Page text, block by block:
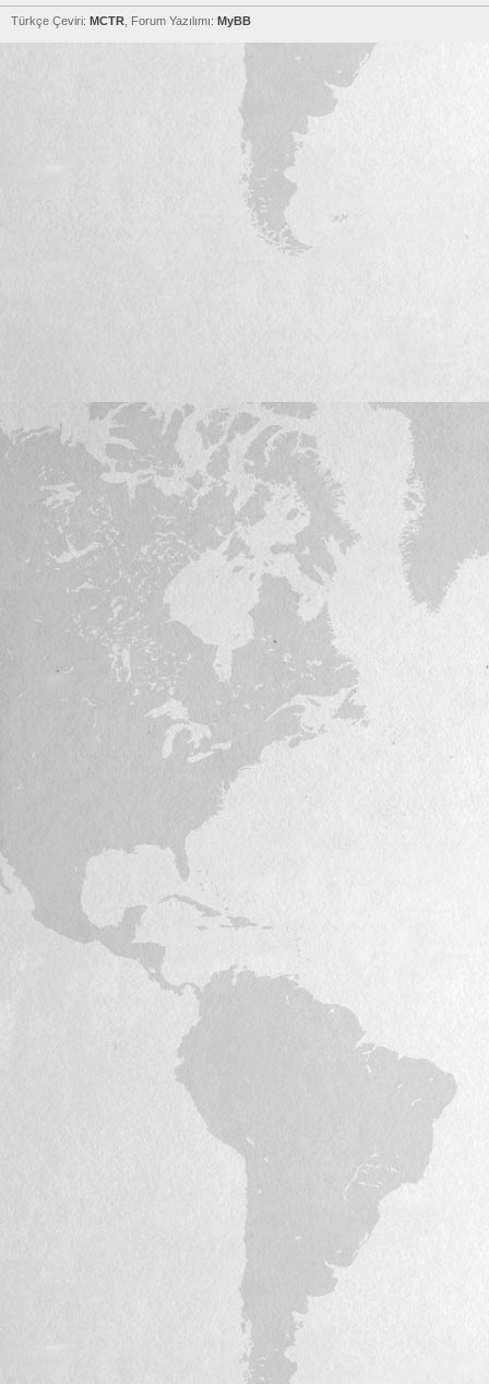
Türkçe Çeviri: MCTR , Forum Yazılımı: MyBB